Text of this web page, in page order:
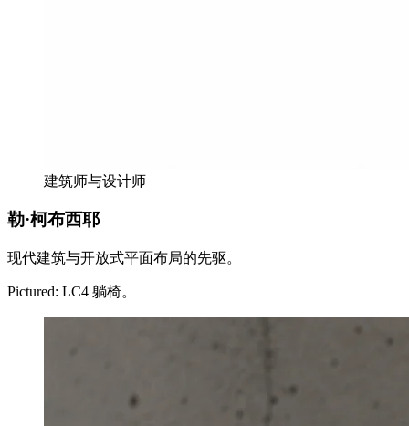
建筑师与设计师
勒·柯布西耶
现代建筑与开放式平面布局的先驱。
Pictured: LC4 躺椅。